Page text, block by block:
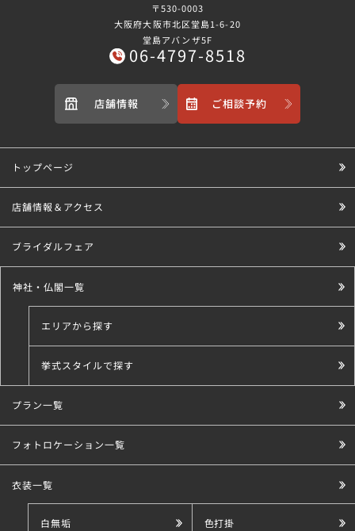
〒530-0003
大阪府大阪市北区堂島1-6-20
堂島アバンザ5F
06-4797-8518
店舗情報 ご相談予約
トップページ
店舗情報＆アクセス
ブライダルフェア
神社・仏閣一覧
エリアから探す
挙式スタイルで探す
こだわり条件で探す
プラン一覧
フォトロケーション一覧
衣装一覧
白無垢 色打掛